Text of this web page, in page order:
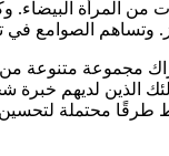
من المرأة
وتساهم الصوامع في
مجموعة متنوعة
الذين لديهم
طرقًا محتملة